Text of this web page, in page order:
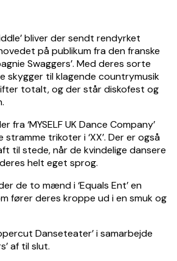
bliver der sendt rendyrket
på publikum fra den franske
Swaggers’. Med deres sorte
skygger til klagende countrymusik
totalt, og der står diskofest og
‘MYSELF UK Dance Company’
trikoter i ‘XX’. Der er også
til stede, når de kvindelige dansere
helt eget sprog.
de to mænd i ‘Equals Ent’ en
fører deres kroppe ud i en smuk og
Danseteater’ i samarbejde
af til slut.